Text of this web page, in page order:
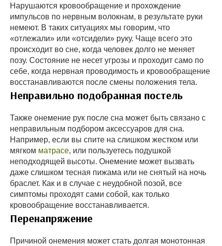
Нарушаются кровообращение и прохождение
импульсов по нервным волокнам, в результате руки
немеют. В таких ситуациях мы говорим, что
«отлежали» или «отсидели» руку. Чаще всего это
происходит во сне, когда человек долго не меняет
позу. Состояние не несет угрозы и проходит само по
себе, когда нервная проводимость и кровообращение
восстанавливаются после смены положения тела.
Неправильно подобранная постель
Также онемение рук после сна может быть связано с
неправильным подбором аксессуаров для сна.
Например, если вы спите на слишком жестком или
мягком матрасе, или пользуетесь подушкой
неподходящей высоты. Онемение может вызвать
даже слишком тесная пижама или не снятый на ночь
браслет. Как и в случае с неудобной позой, все
симптомы проходят сами собой, как только
кровообращение восстанавливается.
Перенапряжение
Причиной онемения может стать долгая монотонная